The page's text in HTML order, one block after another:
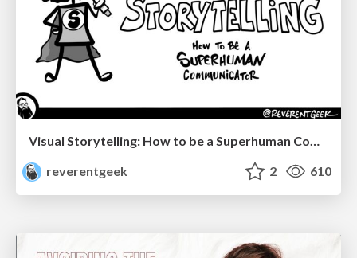
Visual Storytelling: How to be a Superhuman Communicator
reverentgeek
2 610